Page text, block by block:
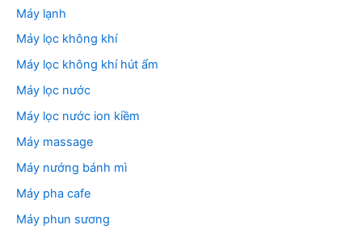
Máy lạnh
Máy lọc không khí
Máy lọc không khí hút ẩm
Máy lọc nước
Máy lọc nước ion kiềm
Máy massage
Máy nướng bánh mì
Máy pha cafe
Máy phun sương